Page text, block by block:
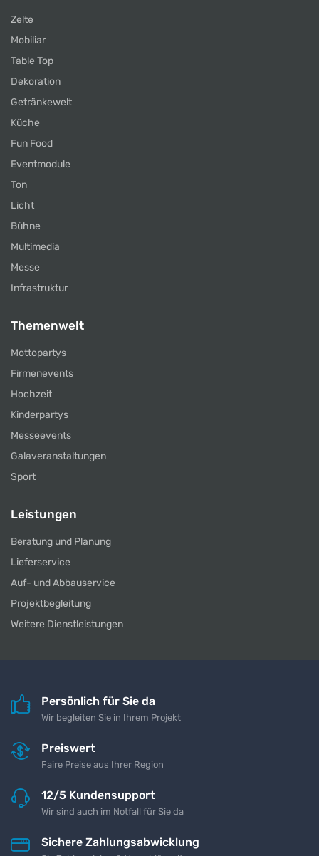
Zelte
Mobiliar
Table Top
Dekoration
Getränkewelt
Küche
Fun Food
Eventmodule
Ton
Licht
Bühne
Multimedia
Messe
Infrastruktur
Themenwelt
Mottopartys
Firmenevents
Hochzeit
Kinderpartys
Messeevents
Galaveranstaltungen
Sport
Leistungen
Beratung und Planung
Lieferservice
Auf- und Abbauservice
Projektbegleitung
Weitere Dienstleistungen
Persönlich für Sie da
Wir begleiten Sie in Ihrem Projekt
Preiswert
Faire Preise aus Ihrer Region
12/5 Kundensupport
Wir sind auch im Notfall für Sie da
Sichere Zahlungsabwicklung